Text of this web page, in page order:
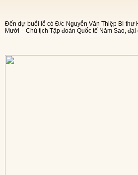
Đến dự buổi lễ có Đ/c Nguyễn Văn Thiệp Bí thư
Mười – Chủ tịch Tập đoàn Quốc tế Năm Sao,